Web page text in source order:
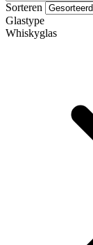
Sorteren
Glastype
Whiskyglas